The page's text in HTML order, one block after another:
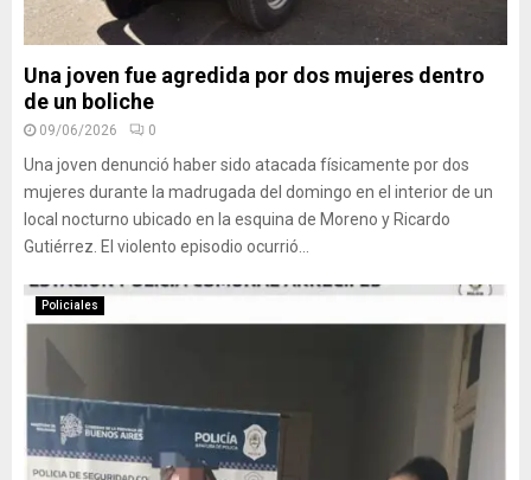
Una joven fue agredida por dos mujeres dentro
de un boliche
09/06/2026 0
Una joven denunció haber sido atacada físicamente por dos
mujeres durante la madrugada del domingo en el interior de un
local nocturno ubicado en la esquina de Moreno y Ricardo
Gutiérrez. El violento episodio ocurrió...
Policiales